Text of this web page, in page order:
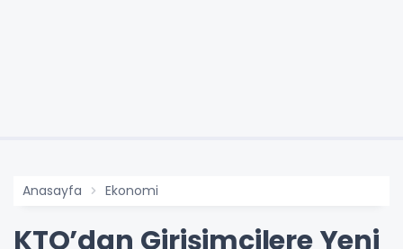
Anasayfa Ekonomi
KTO’dan Girişimcilere Yeni